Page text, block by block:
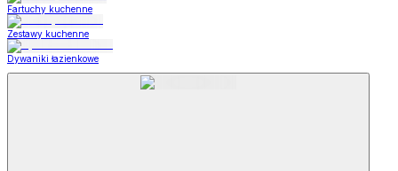
Fartuchy kuchenne
Zestawy kuchenne
Dywaniki łazienkowe